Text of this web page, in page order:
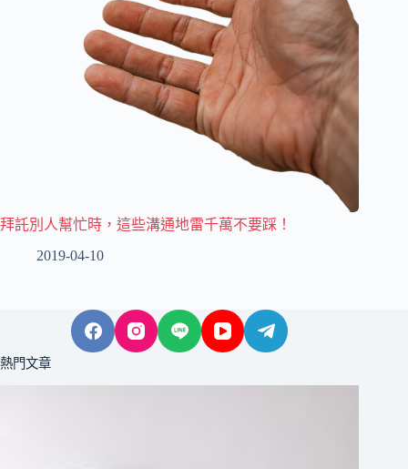
拜託別人幫忙時，這些溝通地雷千萬不要踩！
2019-04-10
熱門文章